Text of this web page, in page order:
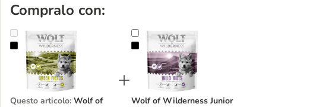
Compralo con:
Wolf of Wilderness Junior "Green Fields" - Agnello
Questo articolo: Wolf of
Wolf of Wilderness Junior "Wild Hills" - Anatra
Wolf of Wilderness Junior